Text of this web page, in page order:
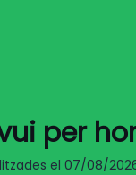
per
el 07/08/